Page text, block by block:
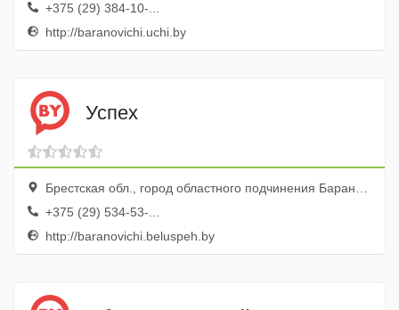
+375 (29) 384-10-...
http://baranovichi.uchi.by
Успех
Брестская обл., город областного подчинения Барановичи, Барановичи, ул. Красноармейская, 18а
+375 (29) 534-53-...
http://baranovichi.beluspeh.by